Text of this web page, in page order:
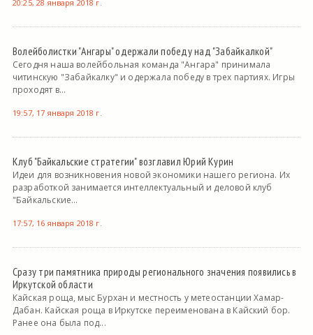
20:25, 28 января 2018 г.
Волейболистки "Ангары" одержали победу над "Забайкалкой"
Сегодня наша волейбольная команда "Ангара" принимала
читинскую "Забайкалку" и одержала победу в трех партиях. Игры
проходят в...
19:57, 17 января 2018 г.
Клуб "Байкальские стратегии" возглавил Юрий Курин
Идеи для возникновения новой экономики нашего региона. Их
разработкой занимается интеллектуальный и деловой клуб
"Байкальские...
17:57, 16 января 2018 г.
Сразу три памятника природы регионального значения появились в
Иркутской области
Кайская роща, мыс Бурхан и местность у метеостанции Хамар-
Дабан. Кайская роща в Иркутске переименована в Кайский бор.
Ранее она была под...